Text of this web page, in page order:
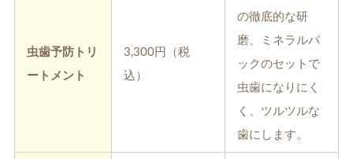
虫歯予防トリ
ートメント
3,300円（税
込）
の徹底的な研
磨、ミネラルパ
ックのセットで
虫歯になりにく
く、ツルツルな
歯にします。